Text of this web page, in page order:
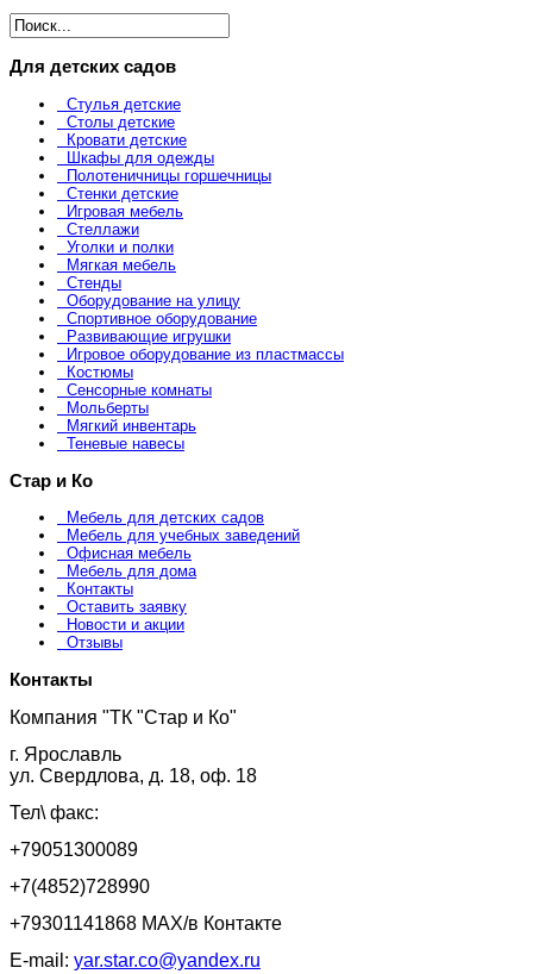
Для детских садов
Стулья детские
Столы детские
Кровати детские
Шкафы для одежды
Полотеничницы горшечницы
Стенки детские
Игровая мебель
Стеллажи
Уголки и полки
Мягкая мебель
Стенды
Оборудование на улицу
Спортивное оборудование
Развивающие игрушки
Игровое оборудование из пластмассы
Костюмы
Сенсорные комнаты
Мольберты
Мягкий инвентарь
Теневые навесы
Стар и Ко
Мебель для детских садов
Мебель для учебных заведений
Офисная мебель
Мебель для дома
Контакты
Оставить заявку
Новости и акции
Отзывы
Контакты
Компания "ТК "Стар и Ко"
г. Ярославль
ул. Свердлова, д. 18, оф. 18
Тел\ факс:
+79051300089
+7(4852)728990
+79301141868 MAX/в Контакте
E-mail: yar.star.co@yandex.ru